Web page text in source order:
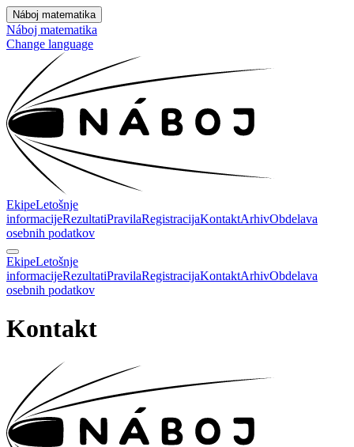
Náboj matematika
Náboj matematika
Change language
EkipeLetošnje
informacijeRezultatiPravilaRegistracijaKontaktArhivObdelava
osebnih podatkov
EkipeLetošnje
informacijeRezultatiPravilaRegistracijaKontaktArhivObdelava
osebnih podatkov
Kontakt